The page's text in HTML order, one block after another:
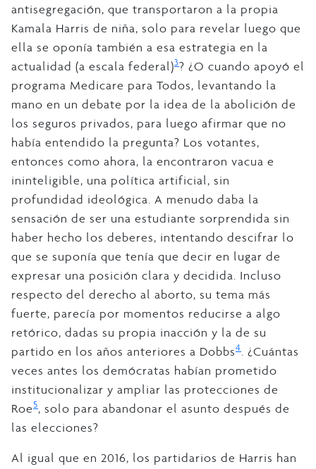
antisegregación, que transportaron a la propia
Kamala Harris de niña, solo para revelar luego que
ella se oponía también a esa estrategia en la
actualidad (a escala federal)3? ¿O cuando apoyó el
programa Medicare para Todos, levantando la
mano en un debate por la idea de la abolición de
los seguros privados, para luego afirmar que no
había entendido la pregunta? Los votantes,
entonces como ahora, la encontraron vacua e
ininteligible, una política artificial, sin
profundidad ideológica. A menudo daba la
sensación de ser una estudiante sorprendida sin
haber hecho los deberes, intentando descifrar lo
que se suponía que tenía que decir en lugar de
expresar una posición clara y decidida. Incluso
respecto del derecho al aborto, su tema más
fuerte, parecía por momentos reducirse a algo
retórico, dadas su propia inacción y la de su
partido en los años anteriores a Dobbs4. ¿Cuántas
veces antes los demócratas habían prometido
institucionalizar y ampliar las protecciones de
Roe5, solo para abandonar el asunto después de
las elecciones?
Al igual que en 2016, los partidarios de Harris han